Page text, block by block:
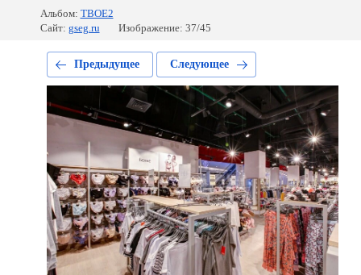
Альбом: ТВОЕ2
Сайт: gseg.ru Изображение: 37/45
Предыдущее Следующее